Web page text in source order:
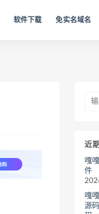
软件下载 免实名域名
近
嘎
件
嘎
源